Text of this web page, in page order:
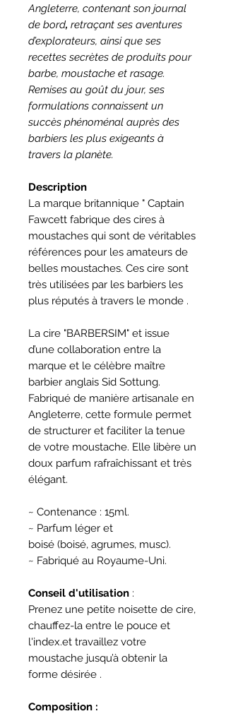
Angleterre, contenant son journal
de bord, retraçant ses aventures
d’explorateurs, ainsi que ses
recettes secrètes de produits pour
barbe, moustache et rasage.
Remises au goût du jour, ses
formulations connaissent un
succès phénoménal auprès des
barbiers les plus exigeants à
travers la planète.
Description
La marque britannique " Captain
Fawcett fabrique des cires à
moustaches qui sont de véritables
références pour les amateurs de
belles moustaches. Ces cire sont
très utilisées par les barbiers les
plus réputés à travers le monde .
La cire "BARBERSIM" et issue
d’une collaboration entre la
marque et le célèbre maître
barbier anglais Sid Sottung.
Fabriqué de manière artisanale en
Angleterre, cette formule permet
de structurer et faciliter la tenue
de votre moustache. Elle libère un
doux parfum rafraîchissant et très
élégant.
~ Contenance : 15ml.
~ Parfum léger et
boisé (boisé, agrumes, musc).
~ Fabriqué au Royaume-Uni.
Conseil d'utilisation :
Prenez une petite noisette de cire,
chauffez-la entre le pouce et
l'index.et travaillez votre
moustache jusqu’à obtenir la
forme désirée .
Composition :